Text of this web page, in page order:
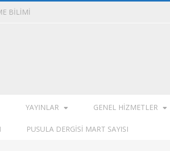
BİLİMİ
YAYINLAR GENEL HIZMETLER
PUSULA DERGISI MART SAYISI